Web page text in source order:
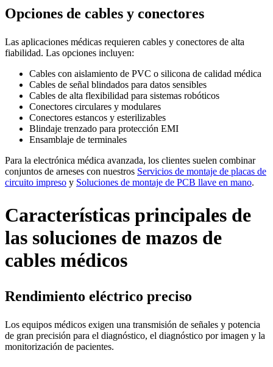
Opciones de cables y conectores
Las aplicaciones médicas requieren cables y conectores de alta
fiabilidad. Las opciones incluyen:
Cables con aislamiento de PVC o silicona de calidad médica
Cables de señal blindados para datos sensibles
Cables de alta flexibilidad para sistemas robóticos
Conectores circulares y modulares
Conectores estancos y esterilizables
Blindaje trenzado para protección EMI
Ensamblaje de terminales
Para la electrónica médica avanzada, los clientes suelen combinar
conjuntos de arneses con nuestros Servicios de montaje de placas de
circuito impreso y Soluciones de montaje de PCB llave en mano.
Características principales de
las soluciones de mazos de
cables médicos
Rendimiento eléctrico preciso
Los equipos médicos exigen una transmisión de señales y potencia
de gran precisión para el diagnóstico, el diagnóstico por imagen y la
monitorización de pacientes.